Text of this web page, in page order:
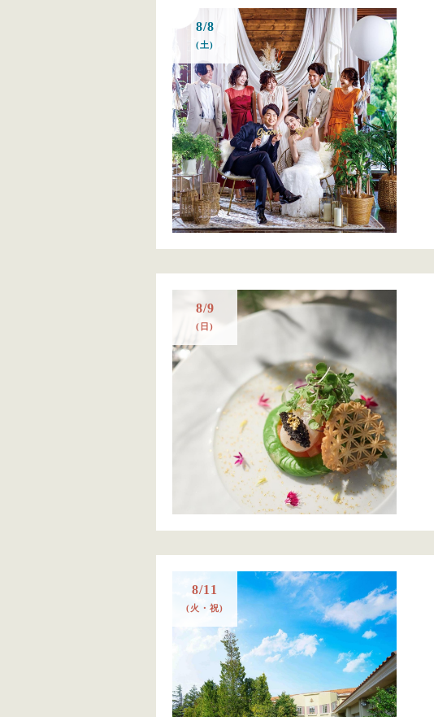
8/8
(土)
8/9
(日)
8/11
(火・祝)